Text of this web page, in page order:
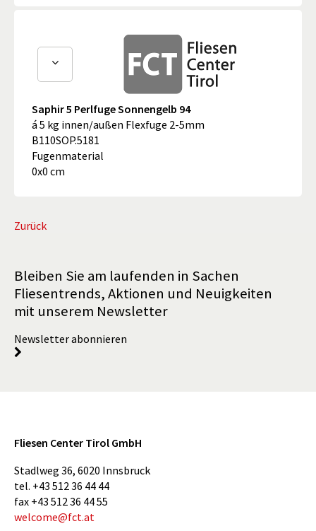
Saphir 5 Perlfuge Sonnengelb 94
á 5 kg innen/außen Flexfuge 2-5mm
B110SOP.5181
Fugenmaterial
0x0 cm
Zurück
Bleiben Sie am laufenden in Sachen
Fliesentrends, Aktionen und Neuigkeiten
mit unserem Newsletter
Newsletter abonnieren
Fliesen Center Tirol GmbH
Stadlweg 36, 6020 Innsbruck
tel. +43 512 36 44 44
fax +43 512 36 44 55
welcome@fct.at